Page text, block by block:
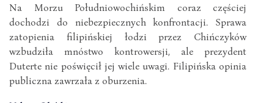
Na Morzu Południowochińskim coraz częściej
dochodzi do niebezpiecznych konfrontacji. Sprawa
zatopienia filipińskiej łodzi przez Chińczyków
wzbudziła mnóstwo kontrowersji, ale prezydent
Duterte nie poświęcił jej wiele uwagi. Filipińska opinia
publiczna zawrzała z oburzenia.